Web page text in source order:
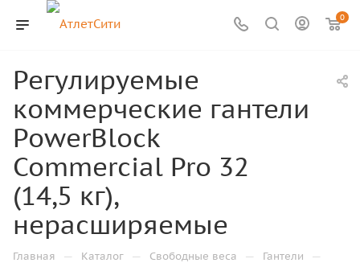
0
Регулируемые
коммерческие гантели
PowerBlock
Commercial Pro 32
(14,5 кг),
нерасширяемые
Главная — Каталог — Свободные веса — Гантели —